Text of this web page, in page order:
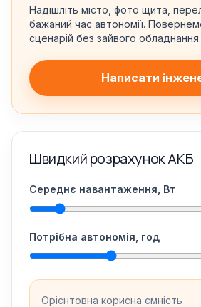
Надішліть місто, фото щита,
бажаний час автономії.
сценарій без зайвого обладнання.
Написати
Швидкий розрахунок АКБ
Середнє навантаження, Вт
Потрібна автономія, год
Орієнтовна корисна ємність